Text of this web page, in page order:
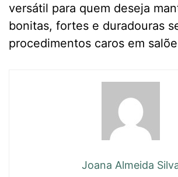
versátil para quem deseja
bonitas, fortes e duradouras
procedimentos caros em
Joana Almeida